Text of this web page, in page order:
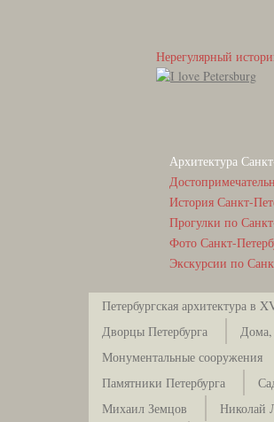
Нерегулярный
Архитектура
История Санкт-
Прогулки по
Фото Санкт-
Экскурсии по
Петербургская архитектура в
Дворцы Петербурга
Дома,
Монументальные сооружения
Памятники Петербурга
Михаил Земцов
Николай